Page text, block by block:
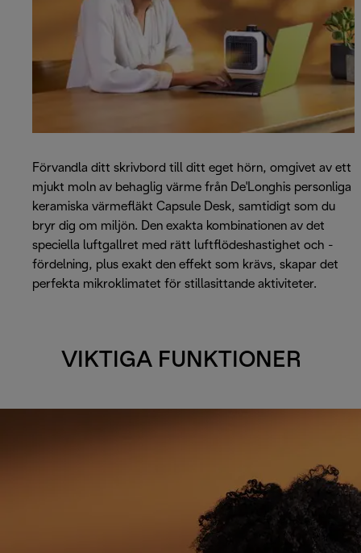
Förvandla ditt skrivbord till ditt eget hörn, omgivet av ett
mjukt moln av behaglig värme från De'Longhis personliga
keramiska värmefläkt Capsule Desk, samtidigt som du
bryr dig om miljön. Den exakta kombinationen av det
speciella luftgallret med rätt luftflödeshastighet och -
fördelning, plus exakt den effekt som krävs, skapar det
perfekta mikroklimatet för stillasittande aktiviteter.
VIKTIGA FUNKTIONER